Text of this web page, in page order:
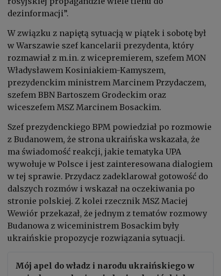
dezinformacji”.
W związku z napiętą sytuacją w piątek i sobotę był
w Warszawie szef kancelarii prezydenta, który
rozmawiał z m.in. z wicepremierem, szefem MON
Władysławem Kosiniakiem-Kamyszem,
prezydenckim ministrem Marcinem Przydaczem,
szefem BBN Bartoszem Grodeckim oraz
wiceszefem MSZ Marcinem Bosackim.
Szef prezydenckiego BPM powiedział po rozmowie
z Budanowem, że strona ukraińska wskazała, że
ma świadomość reakcji, jakie tematyka UPA
wywołuje w Polsce i jest zainteresowana dialogiem
w tej sprawie. Przydacz zadeklarował gotowość do
dalszych rozmów i wskazał na oczekiwania po
stronie polskiej. Z kolei rzecznik MSZ Maciej
Wewiór przekazał, że jednym z tematów rozmowy
Budanowa z wiceministrem Bosackim były
ukraińskie propozycje rozwiązania sytuacji.
Mój apel do władz i narodu ukraińskiego w